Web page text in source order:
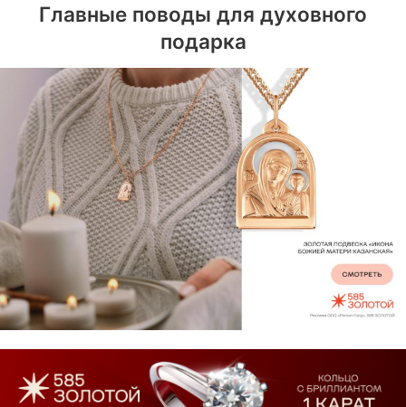
Главные поводы для духовного
подарка